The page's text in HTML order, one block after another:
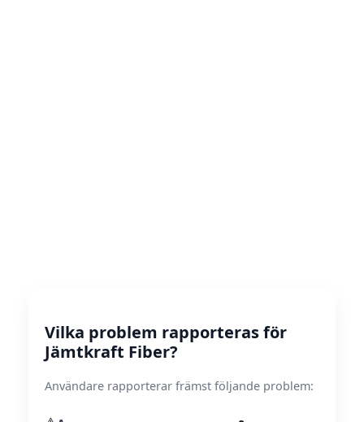
Vilka problem rapporteras för
Jämtkraft Fiber?
Användare rapporterar främst följande problem: